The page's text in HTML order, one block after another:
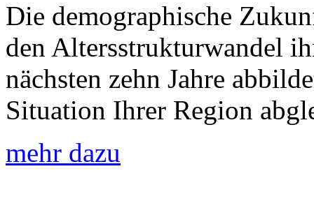
Die demographische
den Altersstrukturwandel
nächsten zehn Jahre
Situation Ihrer Region
mehr dazu